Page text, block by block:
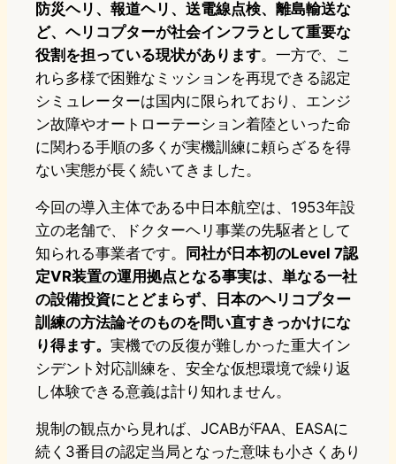
防災ヘリ、報道ヘリ、送電線点検、離島輸送な
ど、ヘリコプターが社会インフラとして重要な
役割を担っている現状があります。一方で、こ
れら多様で困難なミッションを再現できる認定
シミュレーターは国内に限られており、エンジ
ン故障やオートローテーション着陸といった命
に関わる手順の多くが実機訓練に頼らざるを得
ない実態が長く続いてきました。
今回の導入主体である中日本航空は、1953年設
立の老舗で、ドクターヘリ事業の先駆者として
知られる事業者です。
同社が日本初のLevel 7認
定VR装置の運用拠点となる事実は、単なる一社
の設備投資にとどまらず、日本のヘリコプター
訓練の方法論そのものを問い直すきっかけにな
り得ます。 実機での反復が難しかった重大イン
シデント対応訓練を、安全な仮想環境で繰り返
し体験できる意義は計り知れません。
規制の観点から見れば、JCABがFAA、EASAに
続く3番目の認定当局となった意味も小さくあり